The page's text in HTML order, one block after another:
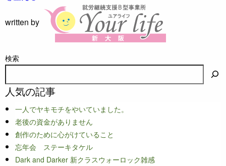
written by
検索
人気の記事
一人でヤキモチをやいていました。
老後の資金がありません
創作のために心がけていること
忘年会 ステーキタケル
Dark and Darker 新クラスウォーロック雑感